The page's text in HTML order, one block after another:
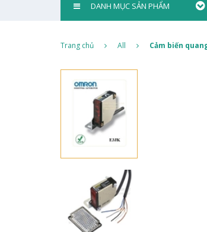
DANH MỤC SẢN PHẨM
Trang chủ All Cảm biến